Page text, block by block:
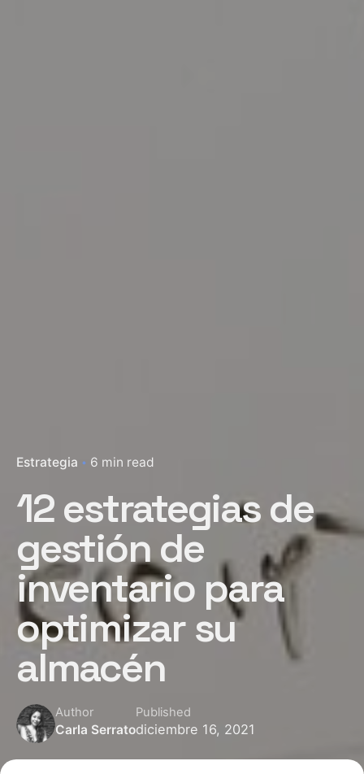
Estrategia 6 min read
12 estrategias de
gestión de
inventario para
optimizar su
almacén
Author
Carla Serrato
Published
diciembre 16, 2021